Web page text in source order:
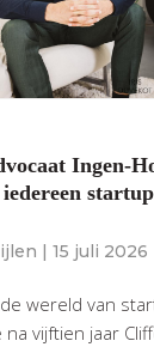
Ingen-
15 juli 2026
wereld van
na vijftien jaar